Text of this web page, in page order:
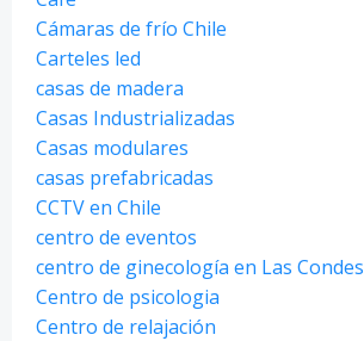
Cámaras de frío Chile
Carteles led
casas de madera
Casas Industrializadas
Casas modulares
casas prefabricadas
CCTV en Chile
centro de eventos
centro de ginecología en Las Condes
Centro de psicologia
Centro de relajación